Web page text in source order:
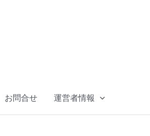
お問合せ 運営者情報